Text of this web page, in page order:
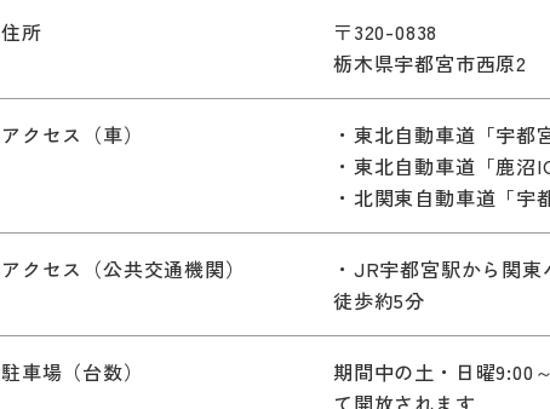
住所
〒320-0838
栃木県宇都宮市西原2
アクセス（車）
・東北自動車道「宇都
・東北自動車道「鹿沼
・北関東自動車道「宇
アクセス（公共交通機関）
・JR宇都宮駅から関
徒歩約5分
駐車場（台数）
期間中の土・日曜9:00
て開放されます